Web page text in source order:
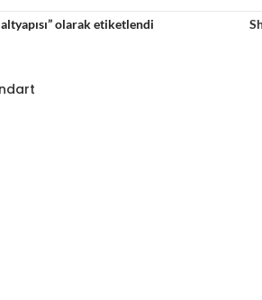
olarak etiketlendi